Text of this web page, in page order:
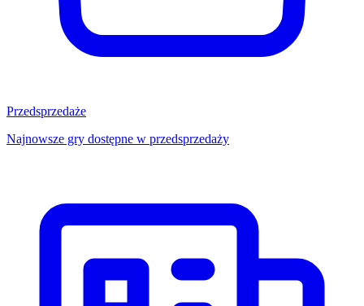
Przedsprzedaże
Najnowsze gry dostępne w przedsprzedaży